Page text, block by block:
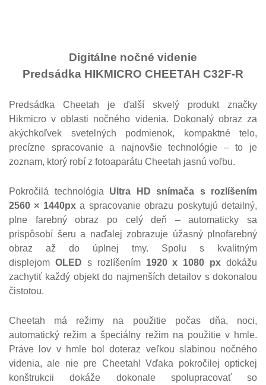
Digitálne nočné videnie
Predsádka HIKMICRO CHEETAH C32F-R
Predsádka Cheetah je ďalší skvelý produkt značky
Hikmicro v oblasti nočného videnia. Dokonalý obraz za
akýchkoľvek svetelných podmienok, kompaktné telo,
precízne spracovanie a najnovšie technológie – to je
zoznam, ktorý robí z fotoaparátu Cheetah jasnú voľbu.
Pokročilá technológia Ultra HD snímača s rozlíšením
2560 × 1440pxa spracovanie obrazu poskytujú detailný,
plne farebný obraz po celý deň –automaticky sa
prispôsobí šeru a naďalej zobrazuje úžasný plnofarebný
obraz až do úplnej tmy. Spolu s kvalitným
displejom OLED s rozlíšením 1920 x 1080 px dokážu
zachytiť každý objekt do najmenších detailov s dokonalou
čistotou.
Cheetah má režimy na použitie počas dňa, noci,
automatický režim a špeciálny režim na použitie v hmle.
Práve lov v hmle bol doteraz veľkou slabinou nočného
videnia, ale nie pre Cheetah! Vďaka pokročilej optickej
konštrukcii dokáže dokonale spolupracovať so